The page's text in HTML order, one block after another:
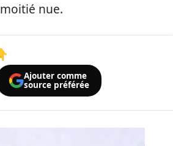
nue.
Ajouter comme
source préférée